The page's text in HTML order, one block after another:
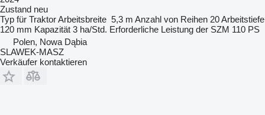
Zustand neu
Typ für TraktorArbeitsbreite 5,3 m Anzahl von Reihen 20Arbeitstiefe
120 mm Kapazität 3 ha/Std. Erforderliche Leistung der SZM 110 PS
Polen, Nowa Dąbia
SLAWEK-MASZ
Verkäufer kontaktieren